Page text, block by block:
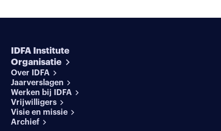
IDFA Institute
Organisatie
Over IDFA
Jaarverslagen
Werken bij IDFA
Vrijwilligers
Visie en missie
Archief